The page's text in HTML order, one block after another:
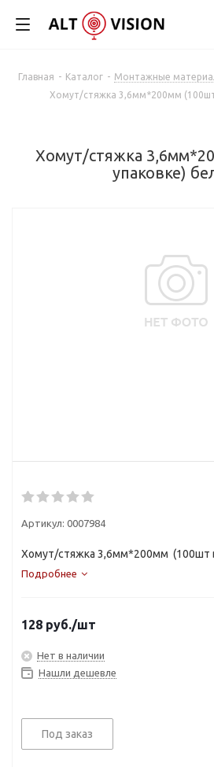
Главная - Каталог - Монтажные
Хомут/стяжка 3,6мм*200мм
Хомут/стяжка
упаковке)
Артикул: 0007984
Хомут/стяжка 3,6мм*200мм (100шт
Подробнее
128 руб./шт
Нет в наличии
Нашли дешевле
Под заказ